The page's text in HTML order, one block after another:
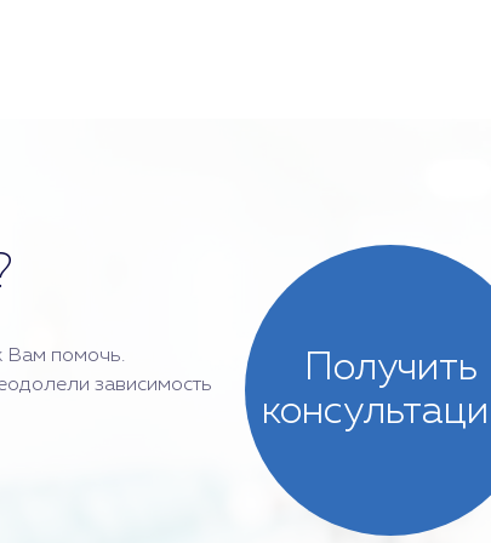
Вам помочь.
зависимость
Получить